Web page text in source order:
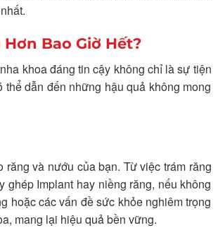
Bao Giờ Hết?
khoa đáng tin cậy không chỉ là sự tiện
dẫn đến những hậu quả không mong
và nướu của bạn. Từ việc trám răng
Implant hay niềng răng, nếu không
hoặc các vấn đề sức khỏe nghiêm trọng
mang lại hiệu quả bền vững.